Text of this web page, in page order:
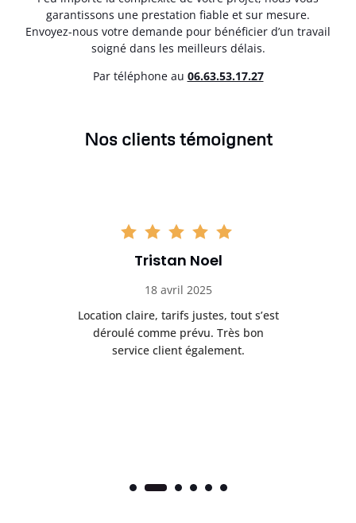
garantissons une prestation fiable et sur mesure.
Envoyez-nous votre demande pour bénéficier d’un travail
soigné dans les meilleurs délais.
Par téléphone au 06.63.53.17.27
Nos clients témoignent
Tristan Noel
18 avril 2025
Location claire, tarifs justes, tout s’est
déroulé comme prévu. Très bon
service client également.